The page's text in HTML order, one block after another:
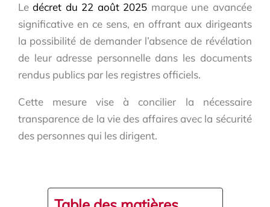
Ledécret du 22 août 2025 marque une avancée
significative en ce sens, en offrant aux dirigeants
la possibilité de demander l’absence de révélation
de leur adresse personnelle dans les documents
rendus publics par les registres officiels.
Cette mesure vise à concilier la nécessaire
transparence de la vie des affaires avec la sécurité
des personnes qui les dirigent.